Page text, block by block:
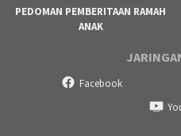
PEDOMAN PEMBERITAAN RAMAH
ANAK
Facebook